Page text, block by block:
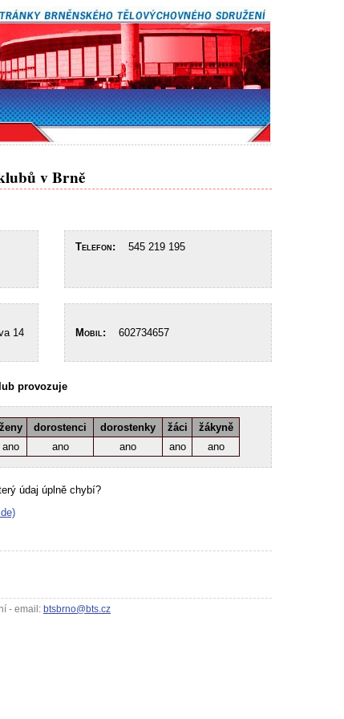
v Brně
Telefon: 545 219 195
14 Mobil: 602734657
provozuje
ženy dorostenci dorostenky žáci
žákyně
ano ano ano ano ano
údaj úplně chybí?
- email: btsbrno@bts.cz